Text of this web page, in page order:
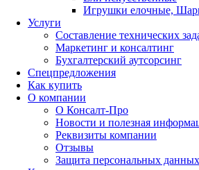
Игрушки елочные,
Услуги
Составление технических
Маркетинг и консалтинг
Бухгалтерский аутсорсинг
Спецпредложения
Как купить
О компании
О Консалт-Про
Новости и полезная
Реквизиты компании
Отзывы
Защита персональных данных